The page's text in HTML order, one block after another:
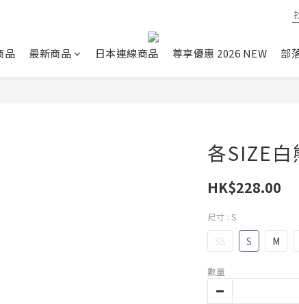
品 最新商品 日本連線商品 尊享優惠 2026 NEW 部
各SIZE白
HK$228.00
尺寸 : S
SS S M
數量